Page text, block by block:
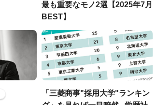
最も重要なモノ2選【2025年7月
BEST】
「三菱商事"採用大学"ランキン